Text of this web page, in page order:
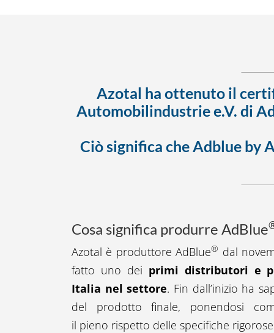
Azotal ha ottenuto il
Automobilindustrie e.V. di
Ciò significa che Adblue by
Cosa significa produrre AdBlue
Azotal è produttore AdBlue® dal
fatto uno dei primi distributori e
Italia nel settore. Fin dall’inizio ha
del prodotto finale, ponendosi
il pieno rispetto delle specifiche